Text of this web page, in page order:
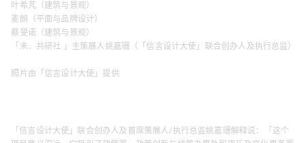
叶希芃（建筑与景观）
麦朗（平面与品牌设计）
蔡旻诺（建筑与景观）
「未．共研社 」主策展人姚嘉珊（「信言设计大使」联合创办人及执行总监）
照片由「信言设计大使」提供
「信言设计大使」联合创办人及首席策展人/执行总监姚嘉珊解释说：「这个